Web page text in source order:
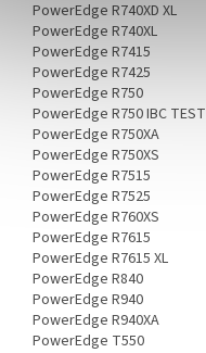
PowerEdge R740XD XL
PowerEdge R740XL
PowerEdge R7415
PowerEdge R7425
PowerEdge R750
PowerEdge R750 IBC TEST
PowerEdge R750XA
PowerEdge R750XS
PowerEdge R7515
PowerEdge R7525
PowerEdge R760XS
PowerEdge R7615
PowerEdge R7615 XL
PowerEdge R840
PowerEdge R940
PowerEdge R940XA
PowerEdge T550